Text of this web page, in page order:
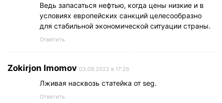
Ведь запасаться нефтью, когда цены низкие и в
условиях европейских санкций целесообразно
для стабильной экономической ситуации страны.
Ответить
Zokirjon Imomov 03.09.2022 в 17:26
Лживая насквозь статейка от seg.
Ответить